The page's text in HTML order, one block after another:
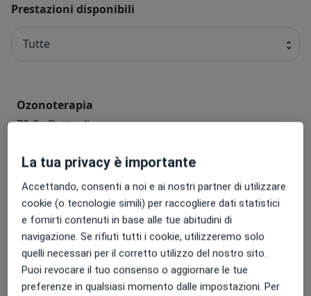
Prestazioni disponibili
Tutte
Ozonoterapia
70 €
Dettagliozonoterapia
Prenota
Iniezione intravenosa di sostanze sclerosanti
90 €
Dettagliiniezione intravenosa di sostanze
Prenota
La tua privacy è importante
Accettando, consenti a noi e ai nostri partner di utilizzare
cookie (o tecnologie simili) per raccogliere dati statistici
e fornirti contenuti in base alle tue abitudini di
navigazione. Se rifiuti tutti i cookie, utilizzeremo solo
quelli necessari per il corretto utilizzo del nostro sito.
Puoi revocare il tuo consenso o aggiornare le tue
preferenze in qualsiasi momento dalle impostazioni. Per